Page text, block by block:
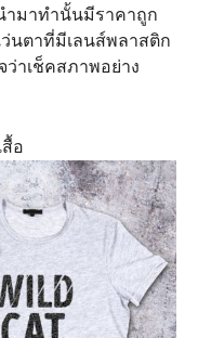
ำมาทำนั้นมีราคาถูก
นตาที่มีเลนส์พลาสติก
าเช็คสภาพอย่าง
อ